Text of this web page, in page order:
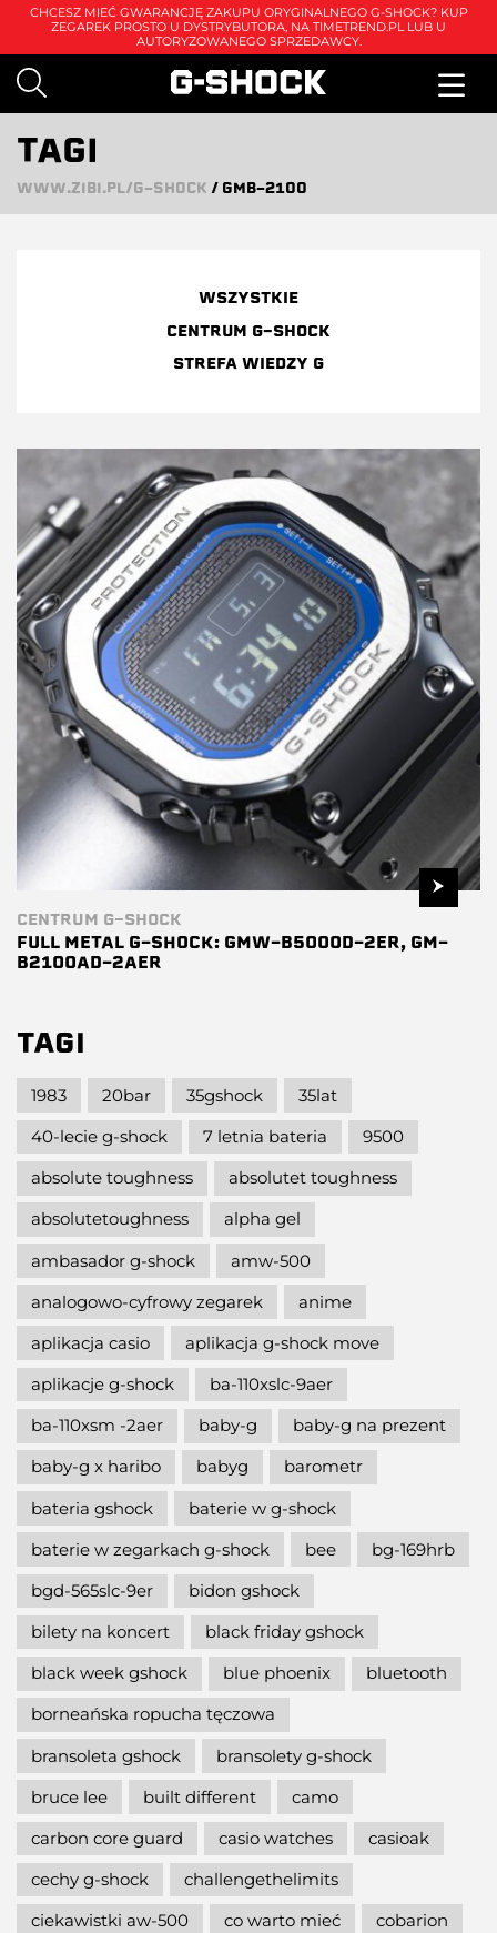
CHCESZ MIEĆ GWARANCJĘ ZAKUPU ORYGINALNEGO G-SHOCK? KUP
ZEGAREK PROSTO U DYSTRYBUTORA, NA TIMETREND.PL LUB U
AUTORYZOWANEGO SPRZEDAWCY.
TAGI
WWW.ZIBI.PL/G-SHOCK / GMB-2100
WSZYSTKIE
CENTRUM G-SHOCK
STREFA WIEDZY G
CENTRUM G-SHOCK
FULL METAL G-SHOCK: GMW-B5000D-2ER, GM-
B2100AD-2AER
TAGI
1983 20bar 35gshock
35lat
40-lecie g-shock
7 letnia bateria
9500
absolute toughness
absolutet toughness
absolutetoughness
alpha gel
ambasador g-shock
amw-500
analogowo-cyfrowy zegarek
anime
aplikacja casio
aplikacja g-shock move
aplikacje g-shock
ba-110xslc-9aer
ba-110xsm -2aer
baby-g
baby-g na prezent
baby-g x haribo
babyg
barometr
bateria gshock
baterie w g-shock
baterie w zegarkach g-shock
bee
bg-169hrb
bgd-565slc-9er
bidon gshock
bilety na koncert
black friday gshock
black week gshock
blue phoenix
bluetooth
borneańska ropucha tęczowa
bransoleta gshock
bransolety g-shock
bruce lee
built different
camo
carbon core guard
casio watches
casioak
cechy g-shock
challengethelimits
ciekawistki aw-500
co warto mieć
cobarion